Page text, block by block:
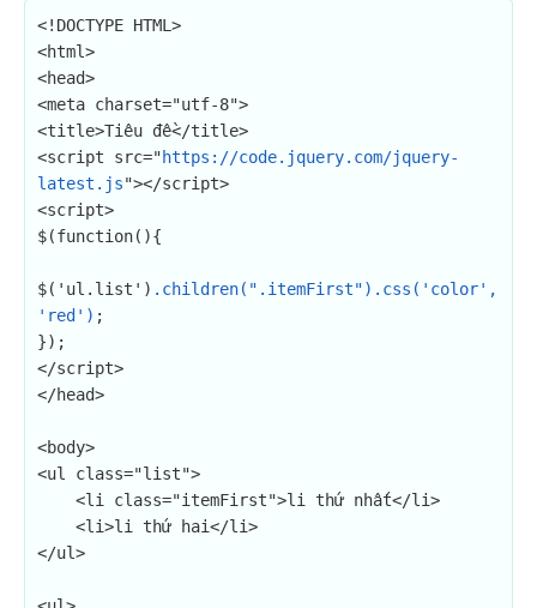
<!DOCTYPE HTML>
<html>
<head>
<meta charset="utf-8">
<title>Tiêu đề</title>
<script src="https://code.jquery.com/jquery-
latest.js"></script>
<script>
$(function(){
$('ul.list') .children(".itemFirst").css('color',
'red') ;
});
</script>
</head>
<body>
<ul class="list">
</ul>